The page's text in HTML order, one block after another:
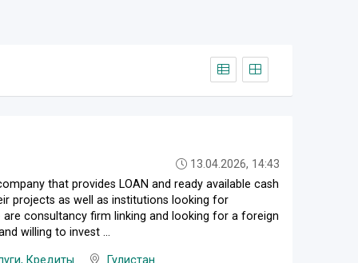
13.04.2026, 14:43
that provides LOAN and ready available cash
projects as well as institutions looking for
consultancy firm linking and looking for a foreign
willing to invest ...
Кредиты Гулистан